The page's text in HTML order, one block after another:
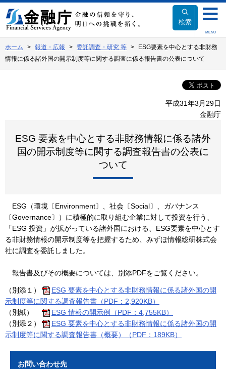
文
へ
動
検索
MENU
ホーム 報道・広報 委託調査・研究 等
ESG要素を中心とする非財務
情報に係る諸外国の開示制度等に関する調査に係る報告書の公表について
平成31年3月29日
金融庁
ESG 要素を中心とする非財務情報に係る諸外
国の開示制度等に関する調査報告書の公表に
ついて
ESG（環境〔Environment〕、社会〔Social〕、ガバナンス
〔Governance〕）に積極的に取り組む企業に対して投資を行う、
「ESG 投資」が拡がっている諸外国における、ESG要素を中心とす
る非財務情報の開示制度等を把握するため、みずほ情報総研株式会
社に調査を委託しました。
報告書及びその概要については、別添PDFをご覧ください。
（別添１）
ESG 要素を中心とする非財務情報に係る諸外国の開
示制度等に関する調査報告書（PDF：2,920KB）
（別紙）
ESG 情報の開示例（PDF：4,755KB）
（別添２）
ESG 要素を中心とする非財務情報に係る諸外国の開
示制度等に関する調査報告書（概要）（PDF：189KB）
お問い合わせ先